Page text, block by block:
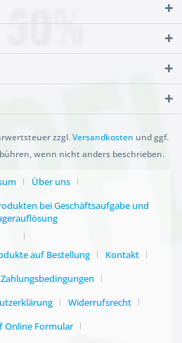
zzgl.Versandkosten und ggf.
wenn nicht anders beschrieben.
Über uns
bei Geschäftsaufgabe und
auf Bestellung
Kontakt
Widerrufsrecht
Online Formular